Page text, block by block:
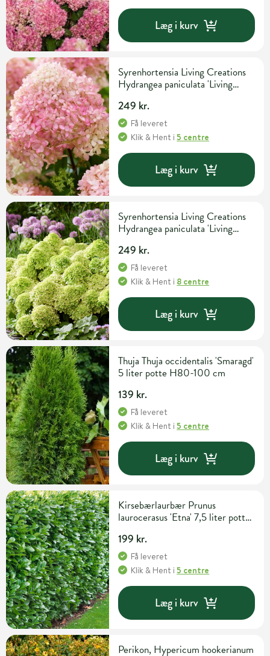
Læg i kurv
Syrenhortensia Living Creations
Hydrangea paniculata 'Living
249 kr.
Få leveret
Klik & Hent i5 centre
Læg i kurv
Syrenhortensia Living Creations
Hydrangea paniculata 'Living
249 kr.
Få leveret
Klik & Hent i 8 centre
Læg i kurv
Thuja Thuja occidentalis 'Smaragd'
5 liter potte H80-100 cm
139 kr.
Få leveret
Klik & Hent i5 centre
Læg i kurv
Kirsebærlaurbær Prunus
laurocerasus 'Etna' 7,5 liter potte
199 kr.
Få leveret
Klik & Hent i5 centre
Læg i kurv
Perikon, Hypericum hookerianum